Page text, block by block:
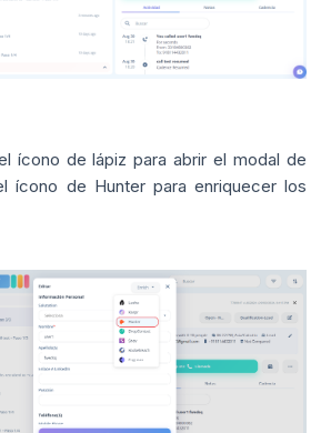
ícono de lápiz para abrir el modal de
ícono de Hunter para enriquecer los